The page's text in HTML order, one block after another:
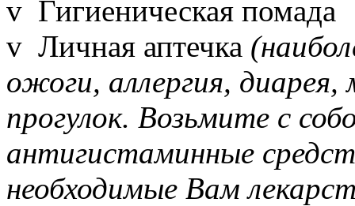
v Гигиеническая помада
v Личная аптечка
ожоги, аллергия,
прогулок. Возьмите с
антигистаминные
необходимые Вам